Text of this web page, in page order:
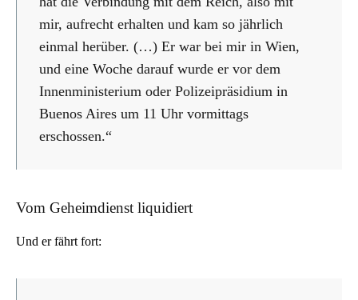
mir, aufrecht erhalten und kam so jährlich
einmal herüber. (…) Er war bei mir in Wien,
und eine Woche darauf wurde er vor dem
Innenministerium oder Polizeipräsidium in
Buenos Aires um 11 Uhr vormittags
erschossen.“
Vom Geheimdienst liquidiert
Und er fährt fort: